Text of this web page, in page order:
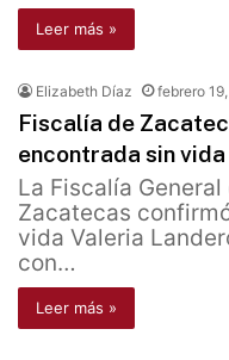
Leer más »
Elizabeth Díaz febrero
Fiscalía de
encontrada sin
La Fiscalía
Zacatecas
vida Valeria
con…
Leer más »